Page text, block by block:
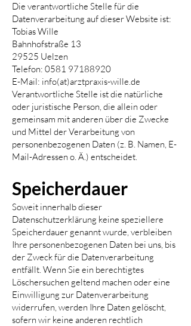
Die verantwortliche Stelle für die
Datenverarbeitung auf dieser Website ist:
Tobias Wille
Bahnhofstraße 13
29525 Uelzen
Telefon: 0581 97188920
E-Mail: info(at)arztpraxis-wille.de
Verantwortliche Stelle ist die natürliche
oder juristische Person, die allein oder
gemeinsam mit anderen über die Zwecke
und Mittel der Verarbeitung von
personenbezogenen Daten (z. B. Namen, E-
Mail-Adressen o. Ä.) entscheidet.
Speicherdauer
Soweit innerhalb dieser
Datenschutzerklärung keine speziellere
Speicherdauer genannt wurde, verbleiben
Ihre personenbezogenen Daten bei uns, bis
der Zweck für die Datenverarbeitung
entfällt. Wenn Sie ein berechtigtes
Löschersuchen geltend machen oder eine
Einwilligung zur Datenverarbeitung
widerrufen, werden Ihre Daten gelöscht,
sofern wir keine anderen rechtlich